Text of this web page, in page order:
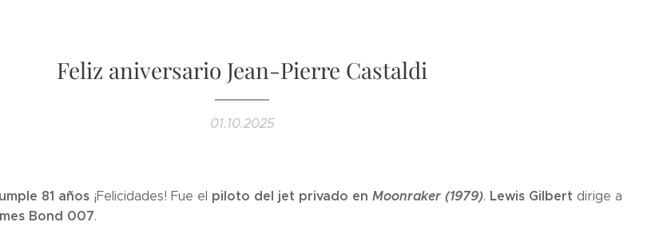
Feliz aniversario Jean-Pierre Castaldi
01.10.2025
81 años ¡Felicidades! Fue el piloto del jet privado en Moonraker (1979). Lewis Gilbert dirige a
Bond 007.